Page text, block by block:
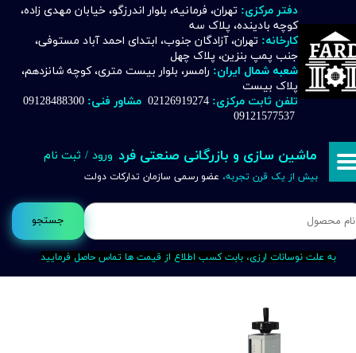
جستجو
دفتر مرکزی: تهران، فرمانیه، بلوار اندرزگو، خیابان مهدی زاده،
کوچه بادینده، پلاک سه
کارخانه: تهران، آزادگان جنوب، ابتدای احمد آباد مستوفی،
جنب پمپ بنزین، پلاک چهل
شعبه شمال ایران: رامسر، بلوار بیست متری، کوچه شانزدهم،
پلاک بیست
تلفن ثابت مرکزی: 02126919274 مشاور فنی:
09121577537
ماشین سازی و بازرگانی صنعتی فرد
بیش از یک قرن تجربه، عضو رسمی سازمان تدارکات دولت
ورود / ثبت نام
حساب کاربری من
تغییر گذر واژه
خروج از حساب کاربری
به علت نوسانات ارزی، بابت کسب اطلاع از قیمت ها تماس حاصل فرمایید